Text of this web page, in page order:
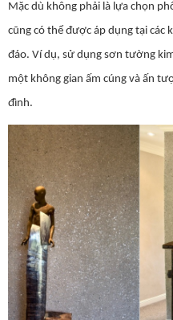
Mặc dù không phải là lựa chọn
cũng có thể được áp dụng tại các
đáo. Ví dụ, sử dụng sơn tường
một không gian ấm cúng và ấn
đình.